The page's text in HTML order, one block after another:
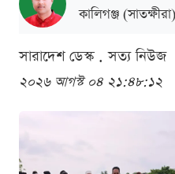
কালিগঞ্জ
সারাদেশ ডেস্ক . সত্য নিউজ
২০২৬ আগস্ট ০৪ ২১:৪৮:১২